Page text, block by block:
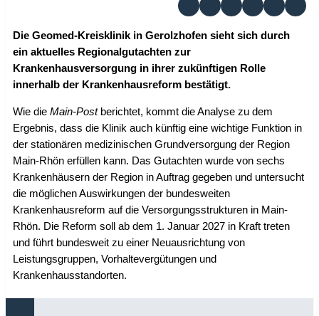
Die Geomed-Kreisklinik in Gerolzhofen sieht sich durch
ein aktuelles Regionalgutachten zur
Krankenhausversorgung in ihrer zukünftigen Rolle
innerhalb der Krankenhausreform bestätigt.
Wie die Main-Postberichtet, kommt die Analyse zu dem
Ergebnis, dass die Klinik auch künftig eine wichtige Funktion in
der stationären medizinischen Grundversorgung der Region
Main-Rhön erfüllen kann. Das Gutachten wurde von sechs
Krankenhäusern der Region in Auftrag gegeben und untersucht
die möglichen Auswirkungen der bundesweiten
Krankenhausreform auf die Versorgungsstrukturen in Main-
Rhön. Die Reform soll ab dem 1. Januar 2027 in Kraft treten
und führt bundesweit zu einer Neuausrichtung von
Leistungsgruppen, Vorhaltevergütungen und
Krankenhausstandorten.